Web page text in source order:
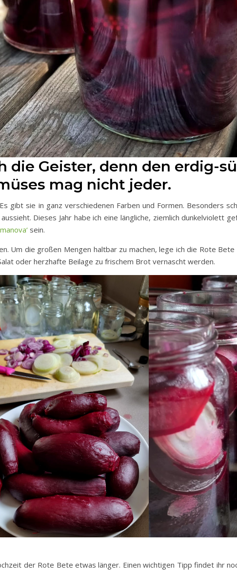
die Geister, denn den erdig-
mag nicht jeder.
gibt sie in ganz verschiedenen Farben und Formen. Besonders
Dieses Jahr habe ich eine längliche, ziemlich dunkelviolett
sein.
Um die großen Mengen haltbar zu machen, lege ich die Rote Bete
oder herzhafte Beilage zu frischem Brot vernascht werden.
der Rote Bete etwas länger. Einen wichtigen Tipp findet ihr